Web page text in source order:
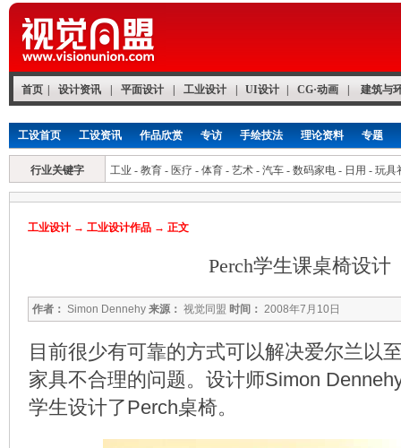
首页 设计资讯 平面设计 工业设计 UI设计 CG·动画 建筑与
工设首页 工设资讯 作品欣赏 专访 手绘技法 理论资料 专题
行业关键字 工业 - 教育 - 医疗 - 体育 - 艺术 - 汽车 - 数码家电 - 日用 - 玩具
工业设计 → 工业设计作品 → 正文
Perch学生课桌椅设计
作者： Simon Dennehy 来源： 视觉同盟 时间： 2008年7月10日
目前很少有可靠的方式可以解决爱尔兰以
家具不合理的问题。设计师Simon
学生设计了Perch桌椅。